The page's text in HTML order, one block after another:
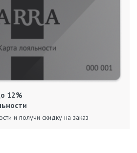
12%
и получи скидку на заказ